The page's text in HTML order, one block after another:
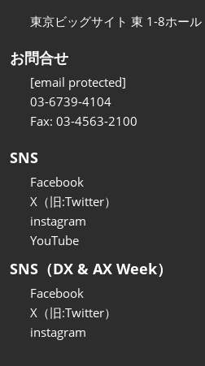
東京ビッグサイト 東 1-8ホール
お問合せ
[email protected]
03-6739-4104
Fax: 03-4563-2100
SNS
Facebook
X（旧:Twitter）
instagram
YouTube
SNS（DX & AX Week）
Facebook
X（旧:Twitter）
instagram